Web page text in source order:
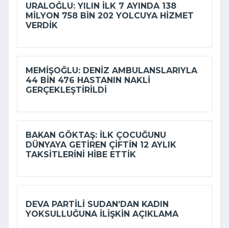
URALOĞLU: YILIN ILK 7 AYINDA 138
MILYON 758 BIN 202 YOLCUYA HIZMET
VERDIK
MEMIŞOĞLU: DENIZ AMBULANSLARIYLA
44 BIN 476 HASTANIN NAKLI
GERÇEKLEŞTIRILDI
BAKAN GÖKTAŞ: İLK ÇOCUĞUNU
DÜNYAYA GETIREN ÇIFTIN 12 AYLIK
TAKSITLERINI HIBE ETTIK
DEVA PARTILI SUDAN’DAN KADIN
YOKSULLUĞUNA ILIŞKIN AÇIKLAMA